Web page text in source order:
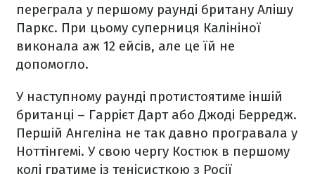
переграла у першому раунді британу Алішу
Паркс. При цьому суперниця Калініної
виконала аж 12 ейсів, але це їй не
допомогло.
У наступному раунді протистоятиме іншій
британці – Гаррієт Дарт або Джоді Берредж.
Першій Ангеліна не так давно програвала у
Ноттінгемі. У свою чергу Костюк в першому
колі гратиме із тенісисткою з Росії